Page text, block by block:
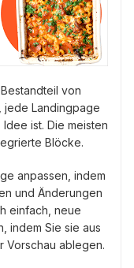
von
jede Landingpage
ist. Die meisten
Blöcke.
anpassen, indem
und Änderungen
einfach, neue
indem Sie sie aus
Vorschau ablegen.